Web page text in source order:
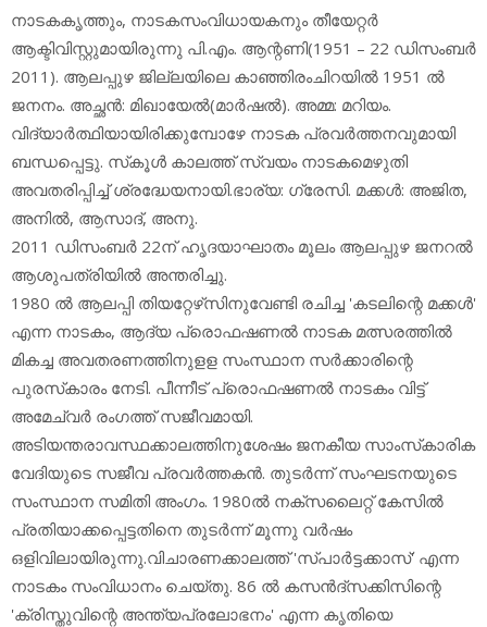
നാടകകൃത്തും, നാടകസംവിധായകനും തീയേറ്റര്‍
ആക്ടിവിസ്റ്റുമായിരുന്നു പി.എം. ആന്റണി(1951 – 22 ഡിസംബര്‍
2011). ആലപ്പുഴ ജില്ലയിലെ കാഞ്ഞിരംചിറയില്‍ 1951 ല്‍
ജനനം. അച്ഛന്‍: മിഖായേല്‍(മാര്‍ഷല്‍). അമ്മ: മറിയം.
വിദ്യാര്‍ത്ഥിയായിരിക്കുമ്പോഴേ നാടക പ്രവര്‍ത്തനവുമായി
ബന്ധപ്പെട്ടു. സ്‌കൂള്‍ കാലത്ത് സ്വയം നാടകമെഴുതി
അവതരിപ്പിച്ച് ശ്രദ്ധേയനായി.ഭാര്യ: ഗ്രേസി. മക്കള്‍: അജിത,
അനില്‍, ആസാദ്, അനു.
2011 ഡിസംബര്‍ 22ന് ഹൃദയാഘാതം മൂലം ആലപ്പുഴ ജനറല്‍
ആശുപത്രിയില്‍ അന്തരിച്ചു.
1980 ല്‍ ആലപ്പി തിയറ്റേഴ്‌സിനുവേണ്ടി രചിച്ച 'കടലിന്റെ മക്കള്‍'
എന്ന നാടകം, ആദ്യ പ്രൊഫഷണല്‍ നാടക മത്സരത്തില്‍
മികച്ച അവതരണത്തിനുളള സംസ്ഥാന സര്‍ക്കാരിന്റെ
പുരസ്‌കാരം നേടി. പീന്നീട് പ്രൊഫഷണല്‍ നാടകം വിട്ട്
അമേച്വര്‍ രംഗത്ത് സജീവമായി.
അടിയന്തരാവസ്ഥക്കാലത്തിനുശേഷം ജനകീയ സാംസ്‌കാരിക
വേദിയുടെ സജീവ പ്രവര്‍ത്തകന്‍. തുടര്‍ന്ന് സംഘടനയുടെ
സംസ്ഥാന സമിതി അംഗം. 1980ല്‍ നക്‌സലൈറ്റ് കേസില്‍
പ്രതിയാക്കപ്പെട്ടതിനെ തുടര്‍ന്ന് മൂന്നു വര്‍ഷം
ഒളിവിലായിരുന്നു.വിചാരണക്കാലത്ത് 'സ്പാര്‍ട്ടക്കാസ്' എന്ന
നാടകം സംവിധാനം ചെയ്തു. 86 ല്‍ കസന്‍ദ്‌സക്കിസിന്റെ
'ക്രിസ്തുവിന്റെ അന്ത്യപ്രലോഭനം' എന്ന കൃതിയെ